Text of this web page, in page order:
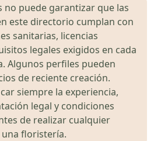
no puede garantizar que las
este directorio cumplan con
sanitarias, licencias
legales exigidos en cada
Algunos perfiles pueden
de reciente creación.
siempre la experiencia,
legal y condiciones
de realizar cualquier
floristería.